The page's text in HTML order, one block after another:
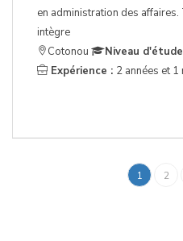
en administration des
intègre
Cotonou
Niveau
Expérience : 2 années et 1
1 2